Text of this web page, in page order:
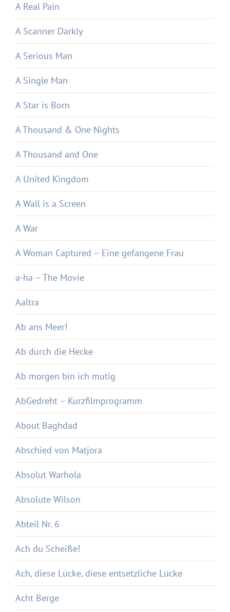
A Real Pain
A Scanner Darkly
A Serious Man
A Single Man
A Star is Born
A Thousand & One Nights
A Thousand and One
A United Kingdom
A Wall is a Screen
A War
A Woman Captured – Eine gefangene Frau
a-ha – The Movie
Aaltra
Ab ans Meer!
Ab durch die Hecke
Ab morgen bin ich mutig
AbGedreht – Kurzfilmprogramm
About Baghdad
Abschied von Matjora
Absolut Warhola
Absolute Wilson
Abteil Nr. 6
Ach du Scheiße!
Ach, diese Lücke, diese entsetzliche Lücke
Acht Berge